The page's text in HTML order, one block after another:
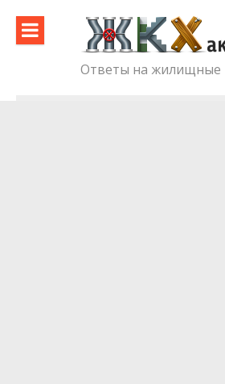
content
Ответы на жилищные